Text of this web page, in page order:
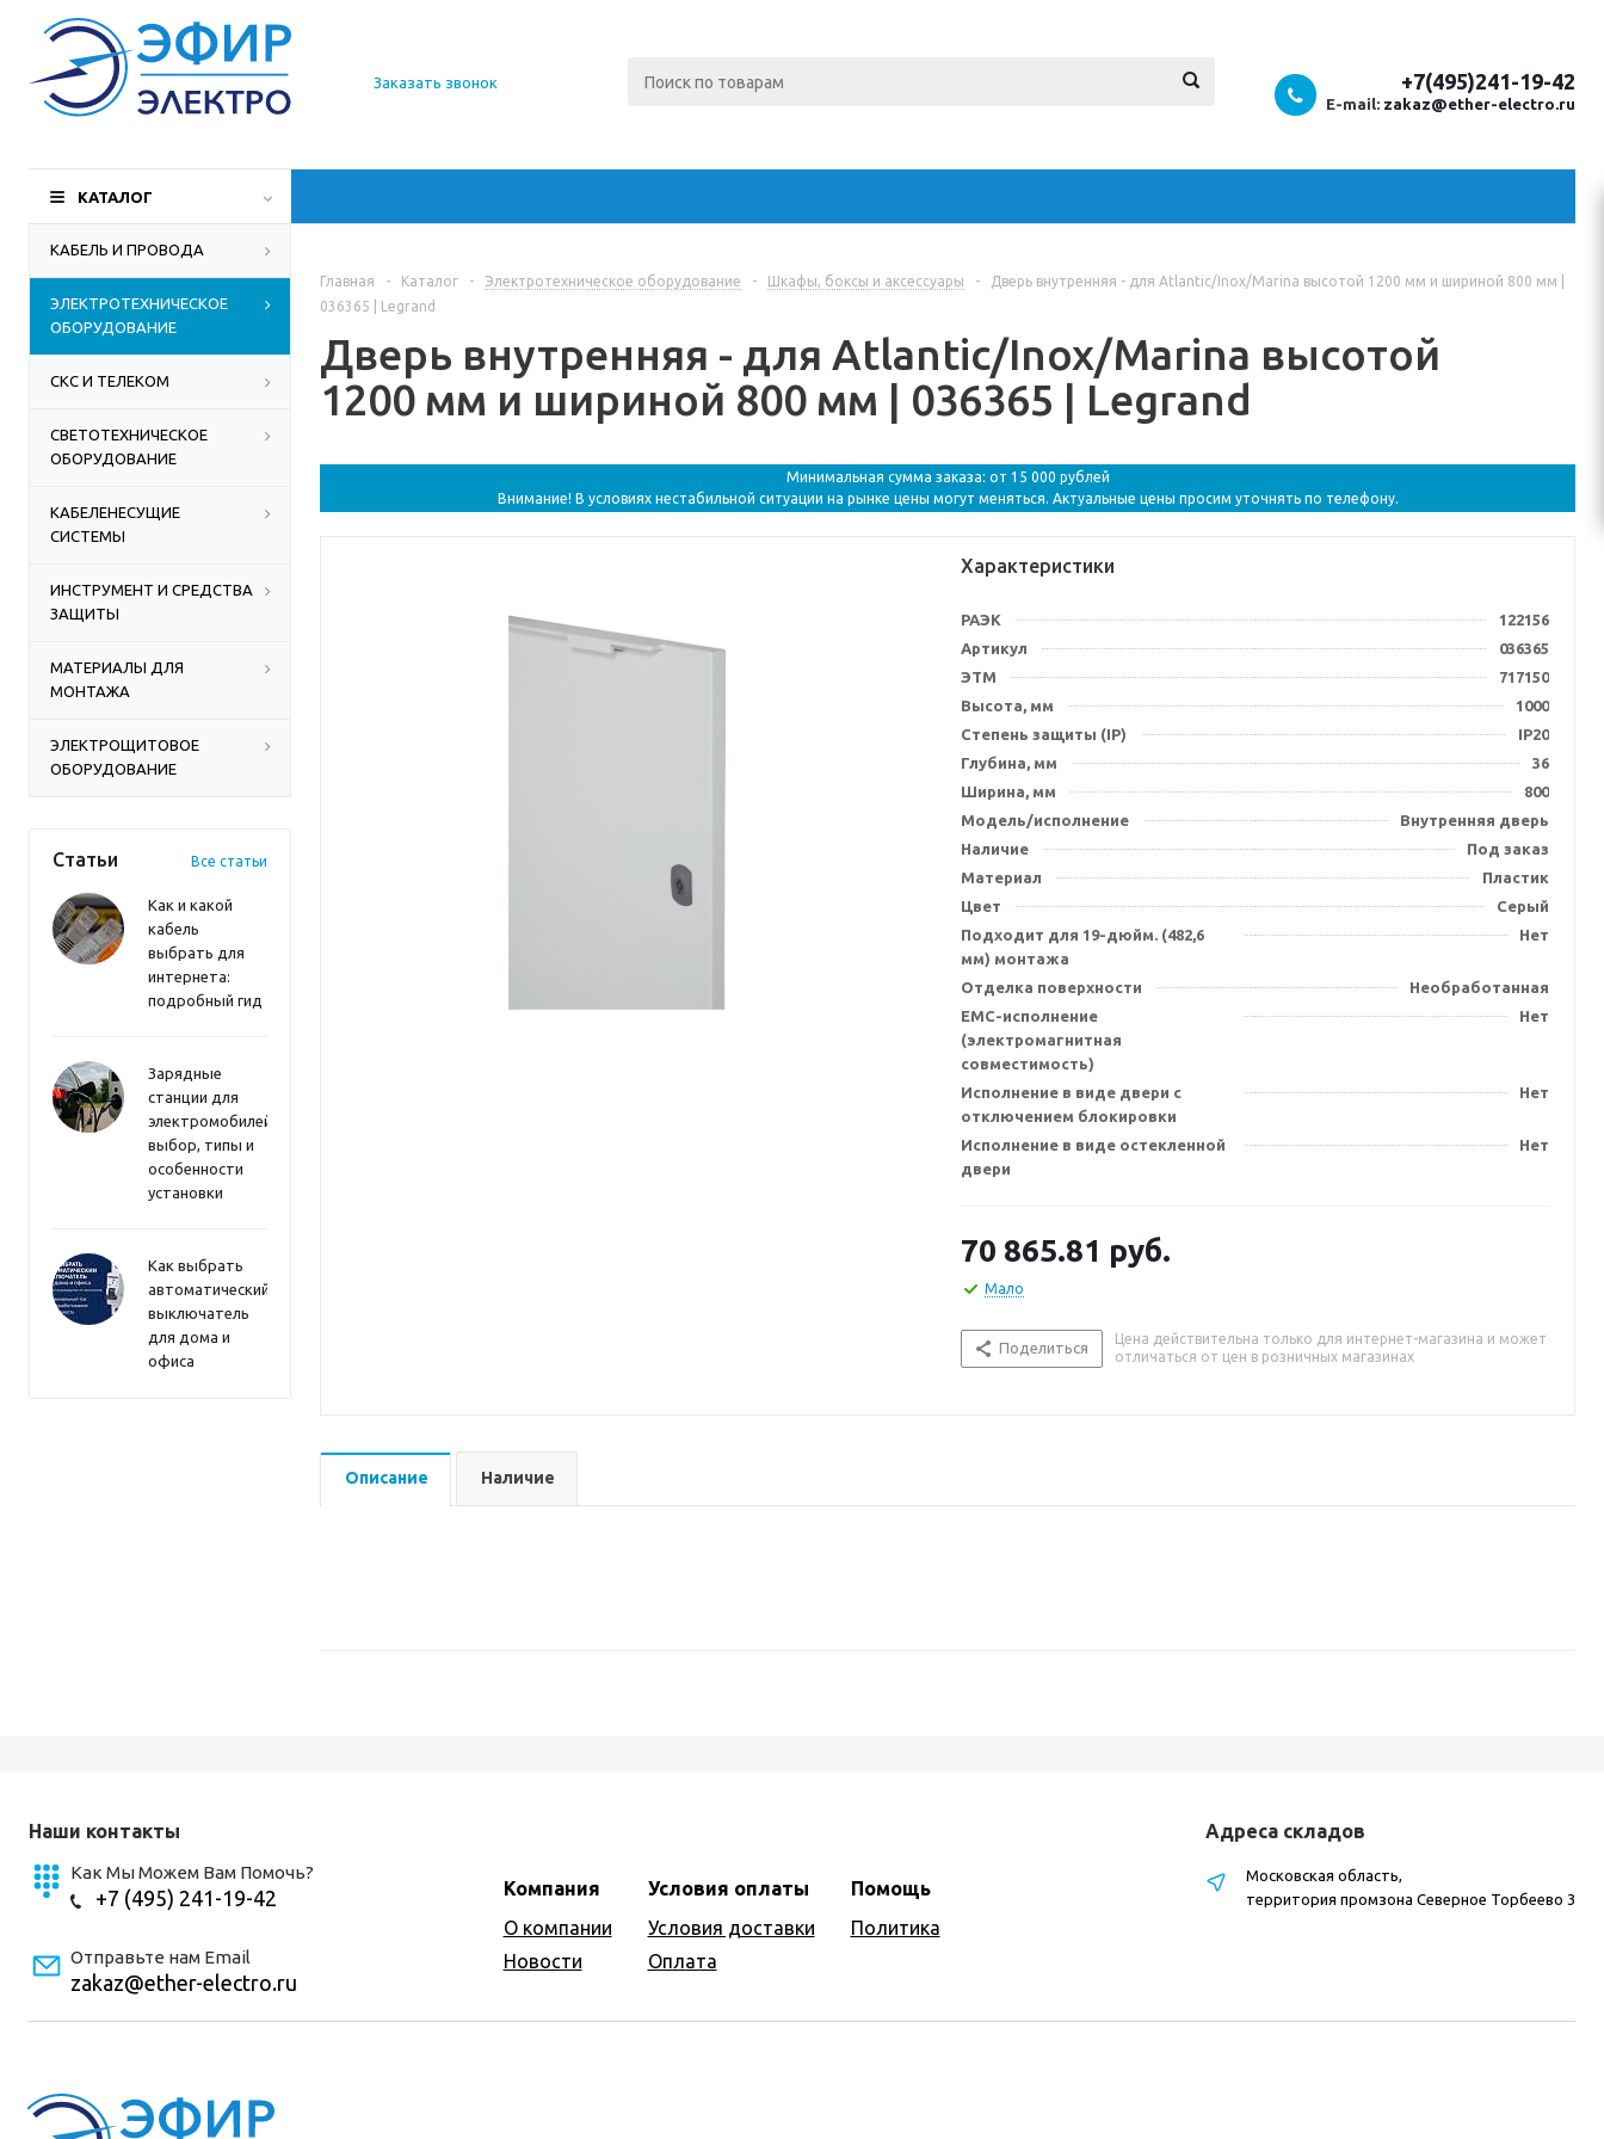
О компании
Доставка
Производители
Контакты
Заказать звонок +7(495)241-19-42
E-mail: zakaz@ether-electro.ru
КАТАЛОГ
КАБЕЛЬ И ПРОВОДА
ЭЛЕКТРОТЕХНИЧЕСКОЕ
ОБОРУДОВАНИЕ
СКС И ТЕЛЕКОМ
СВЕТОТЕХНИЧЕСКОЕ
ОБОРУДОВАНИЕ
КАБЕЛЕНЕСУЩИЕ
СИСТЕМЫ
ИНСТРУМЕНТ И СРЕДСТВА
ЗАЩИТЫ
МАТЕРИАЛЫ ДЛЯ
МОНТАЖА
ЭЛЕКТРОЩИТОВОЕ
ОБОРУДОВАНИЕ
Статьи Все статьи
Как и какой
кабель
выбрать для
интернета:
подробный гид
Зарядные
станции для
электромобилей:
выбор, типы и
особенности
установки
Как выбрать
автоматический
выключатель
для дома и
офиса
Главная - Каталог - Электротехническое оборудование - Шкафы, боксы и аксессуары -
Дверь внутренняя - для Atlantic/Inox/Marina высотой 1200 мм и шириной 800 мм |
036365 | Legrand
Дверь внутренняя - для Atlantic/Inox/Marina высотой
1200 мм и шириной 800 мм | 036365 | Legrand
Минимальная сумма заказа: от 15 000 рублей
Внимание! В условиях нестабильной ситуации на рынке цены могут меняться. Актуальные цены просим уточнять по телефону.
Характеристики
РАЭК
122156
Артикул
036365
ЭТМ
717150
Высота, мм
1000
Степень защиты (IP)
IP20
Глубина, мм
36
Ширина, мм
800
Модель/исполнение
Внутренняя дверь
Наличие
Под заказ
Материал
Пластик
Цвет
Серый
Подходит для 19-дюйм. (482,6
мм) монтажа
Нет
Отделка поверхности
Необработанная
EMC-исполнение
(электромагнитная
совместимость)
Нет
Исполнение в виде двери с
отключением блокировки
Нет
Исполнение в виде остекленной
двери
Нет
70 865.81 руб.
Мало
Поделиться
Цена действительна только для интернет-магазина и может
отличаться от цен в розничных магазинах
Описание Наличие
Наши контакты
Как Мы Можем Вам Помочь?
+7 (495) 241-19-42
Отправьте нам Email
zakaz@ether-electro.ru
Компания
О компании
Новости
Условия оплаты
Условия доставки
Оплата
Помощь
Политика
Адреса складов
Московская область,
территория промзона Северное Торбеево 3